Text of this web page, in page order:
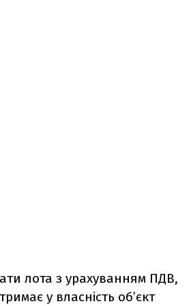
лота з урахуванням ПДВ,
у власність об’єкт